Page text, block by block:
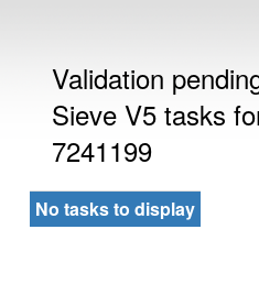
Validation
Sieve V5 tasks
7241199
No tasks to display